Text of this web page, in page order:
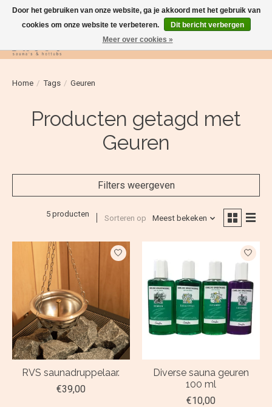
Verlanglijst
Home / Tags / Geuren
Producten getagd met
Geuren
Filters weergeven
5 producten Sorteren op Meest bekeken
RVS saunadruppelaar.
€39,00
Diverse sauna geuren
100 ml
€10,00
Door het gebruiken van onze website, ga je akkoord met het gebruik van
cookies om onze website te verbeteren.
Dit bericht verbergen
Meer over cookies »